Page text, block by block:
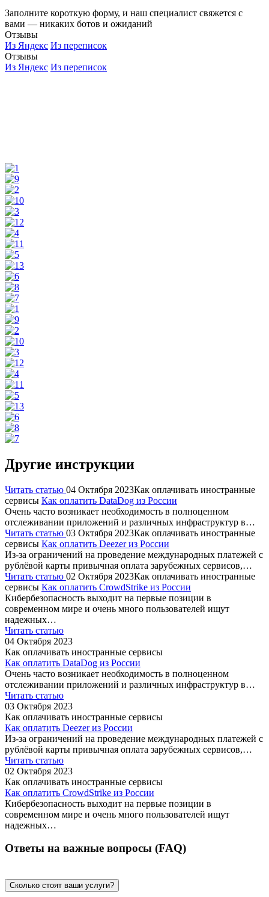
Заполните короткую форму, и наш специалист свяжется с
вами — никаких ботов и ожиданий
Отзывы
Из Яндекс Из переписок
Отзывы
Из Яндекс Из переписок
Другие инструкции
Читать статью 04 Октября 2023Как оплачивать иностранные
сервисы Как оплатить DataDog из России
Очень часто возникает необходимость в полноценном
отслеживании приложений и различных инфраструктур в…
Читать статью 03 Октября 2023Как оплачивать иностранные
сервисы Как оплатить Deezer из России
Из-за ограничений на проведение международных платежей с
рублёвой карты привычная оплата зарубежных сервисов,…
Читать статью 02 Октября 2023Как оплачивать иностранные
сервисы Как оплатить CrowdStrike из России
Кибербезопасность выходит на первые позиции в
современном мире и очень много пользователей ищут
надежных…
Читать статью
04 Октября 2023
Как оплачивать иностранные сервисы
Как оплатить DataDog из России
Очень часто возникает необходимость в полноценном
отслеживании приложений и различных инфраструктур в…
Читать статью
03 Октября 2023
Как оплачивать иностранные сервисы
Как оплатить Deezer из России
Из-за ограничений на проведение международных платежей с
рублёвой карты привычная оплата зарубежных сервисов,…
Читать статью
02 Октября 2023
Как оплачивать иностранные сервисы
Как оплатить CrowdStrike из России
Кибербезопасность выходит на первые позиции в
современном мире и очень много пользователей ищут
надежных…
Ответы на важные вопросы (FAQ)
Сколько стоят ваши услуги?